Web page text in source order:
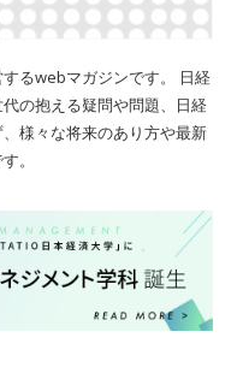
るwebマガジンです。 日経
の抱える疑問や問題、日経
様々な将来のあり方や最新
。